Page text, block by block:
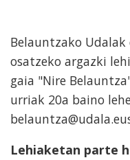
Belauntzako
osatzeko argazki
gaia "Nire
urriak 20a baino
Lehiaketan parte